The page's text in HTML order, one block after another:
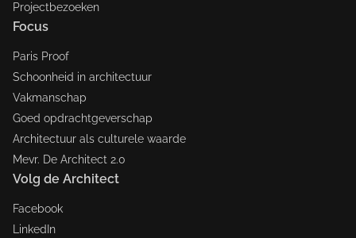
Projectbezoeken
Focus
Paris Proof
Schoonheid in architectuur
Vakmanschap
Goed opdrachtgeverschap
Architectuur als culturele waarde
Mevr. De Architect 2.0
Volg de Architect
Facebook
LinkedIn